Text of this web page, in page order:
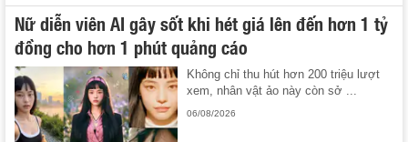
Nữ diễn viên AI gây sốt khi hét giá lên đến hơn 1 tỷ
đồng cho hơn 1 phút quảng cáo
Không chỉ thu hút hơn 200 triệu lượt
xem, nhân vật ảo này còn sở ...
06/08/2026